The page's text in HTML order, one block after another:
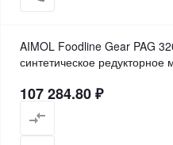
AIMOL Foodline Gear PAG
синтетическое
107 284.80 ₽